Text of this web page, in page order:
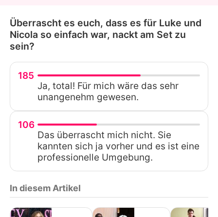
Überrascht es euch, dass es für Luke und
Nicola so einfach war, nackt am Set zu
sein?
185
Ja, total! Für mich wäre das sehr
unangenehm gewesen.
106
Das überrascht mich nicht. Sie
kannten sich ja vorher und es ist eine
professionelle Umgebung.
In diesem Artikel